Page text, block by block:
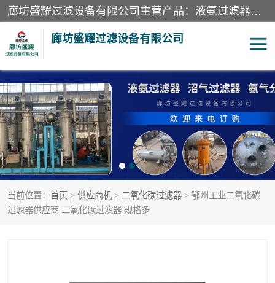
廊坊盛耀过滤设备有限公司主营产品：液氨过滤器、沼气过滤器、氨气分离器、二氧化碳过滤器、过滤器、液氨氨气过滤器、天然气过滤器、管道过滤器、*过滤器、液氨除油除水过滤器、氨气除油除水过滤器、焦炉煤气除焦油过滤器等。
廊坊盛耀过滤设备有限公司
当前位置： 首页 > 供应商机 > 二氧化碳过滤器 > 鄂州工业二氧化碳
过滤器供应商 二氧化碳过滤器 规格多
二氧化碳过滤器 过滤器
液氨氨气过滤器 沼气过滤器
天然气过滤器 管道过滤器
甲醇过滤器 液氨除油除水过滤器